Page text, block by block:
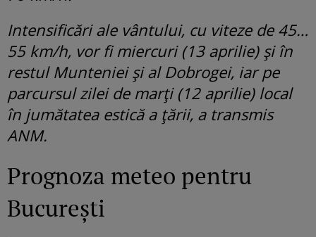
Intensificări ale vântului, cu viteze de 45…
55 km/h, vor fi miercuri (13 aprilie) și în
restul Munteniei și al Dobrogei, iar pe
parcursul zilei de marți (12 aprilie) local
în jumătatea estică a țării, a transmis
ANM.
Prognoza meteo pentru
București